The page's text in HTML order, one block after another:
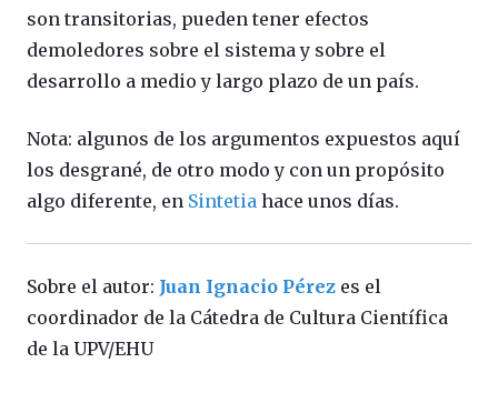
son transitorias, pueden tener efectos
demoledores sobre el sistema y sobre el
desarrollo a medio y largo plazo de un país.
Nota: algunos de los argumentos expuestos aquí
los desgrané, de otro modo y con un propósito
algo diferente, en Sintetia hace unos días.
Sobre el autor: Juan Ignacio Pérez es el
coordinador de la Cátedra de Cultura Científica
de la UPV/EHU